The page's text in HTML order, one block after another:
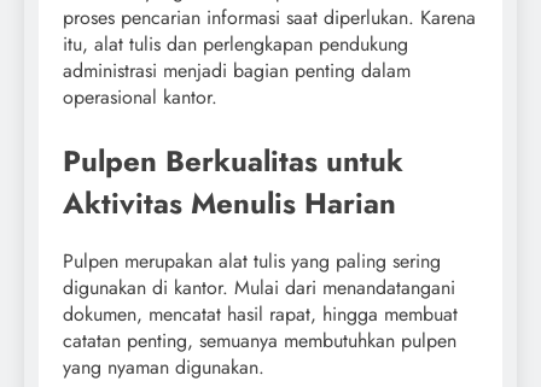
proses pencarian informasi saat diperlukan. Karena
itu, alat tulis dan perlengkapan pendukung
administrasi menjadi bagian penting dalam
operasional kantor.
Pulpen Berkualitas untuk
Aktivitas Menulis Harian
Pulpen merupakan alat tulis yang paling sering
digunakan di kantor. Mulai dari menandatangani
dokumen, mencatat hasil rapat, hingga membuat
catatan penting, semuanya membutuhkan pulpen
yang nyaman digunakan.